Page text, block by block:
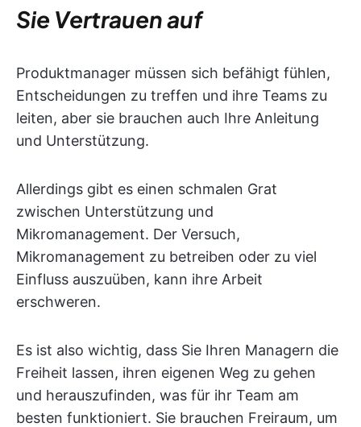
Sie Vertrauen auf
Produktmanager müssen sich befähigt fühlen,
Entscheidungen zu treffen und ihre Teams zu
leiten, aber sie brauchen auch Ihre Anleitung
und Unterstützung.
Allerdings gibt es einen schmalen Grat
zwischen Unterstützung und
Mikromanagement. Der Versuch,
Mikromanagement zu betreiben oder zu viel
Einfluss auszuüben, kann ihre Arbeit
erschweren.
Es ist also wichtig, dass Sie Ihren Managern die
Freiheit lassen, ihren eigenen Weg zu gehen
und herauszufinden, was für ihr Team am
besten funktioniert. Sie brauchen Freiraum, um